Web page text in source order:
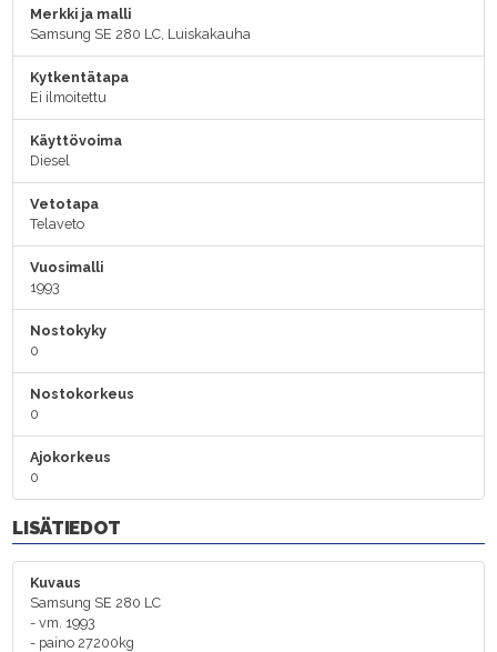
Merkki ja malli
Samsung SE 280 LC, Luiskakauha
Kytkentätapa
Ei ilmoitettu
Käyttövoima
Diesel
Vetotapa
Telaveto
Vuosimalli
1993
Nostokyky
0
Nostokorkeus
0
Ajokorkeus
0
LISÄTIEDOT
Kuvaus
Samsung SE 280 LC
- vm. 1993
- paino 27200kg